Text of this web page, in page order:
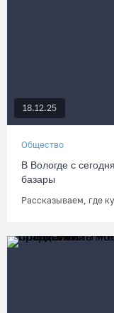
18.12.25
Общество
В Вологде с
базары
Рассказываем, где